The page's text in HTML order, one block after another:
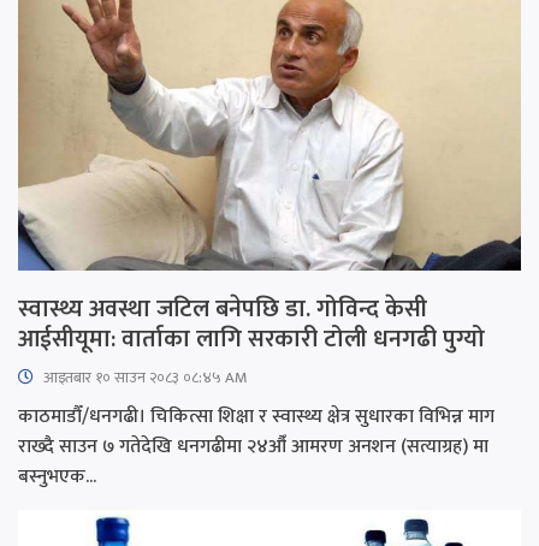
स्वास्थ्य अवस्था जटिल बनेपछि डा. गोविन्द केसी
आईसीयूमा: वार्ताका लागि सरकारी टोली धनगढी पुग्यो
आइतबार​ १० साउन २०८३ ०८:४५ AM
काठमाडौँ/धनगढी। चिकित्सा शिक्षा र स्वास्थ्य क्षेत्र सुधारका विभिन्न माग
राख्दै साउन ७ गतेदेखि धनगढीमा २४औँ आमरण अनशन (सत्याग्रह) मा
बस्नुभएक...